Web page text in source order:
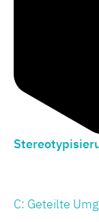
C: Geteilte